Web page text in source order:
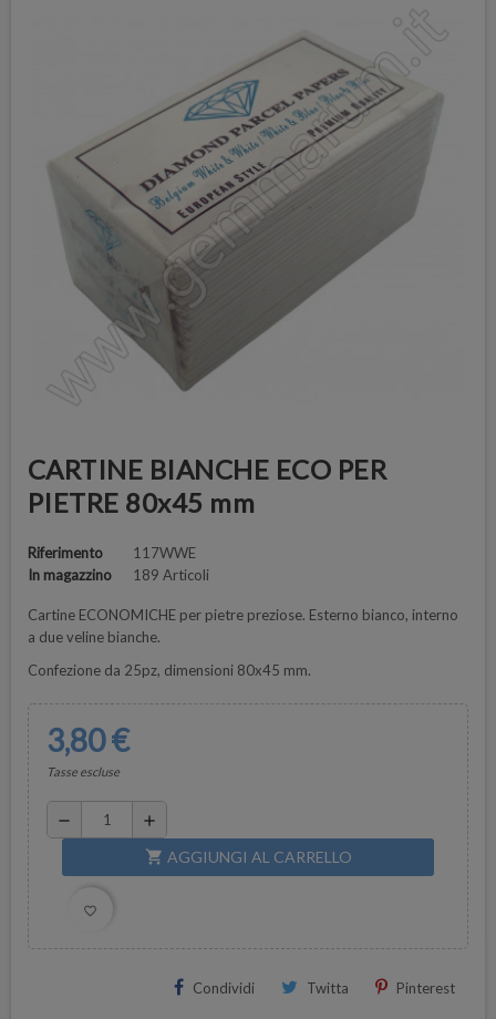
CARTINE BIANCHE ECO PER
PIETRE 80x45 mm
Riferimento
117WWE
In magazzino
189 Articoli
Cartine ECONOMICHE per pietre preziose. Esterno bianco, interno
a due veline bianche.
Confezione da 25pz, dimensioni 80x45 mm.
3,80 €
Tasse escluse
remove add
shopping_cart AGGIUNGI AL CARRELLO
favorite_border
Condividi Twitta Pinterest